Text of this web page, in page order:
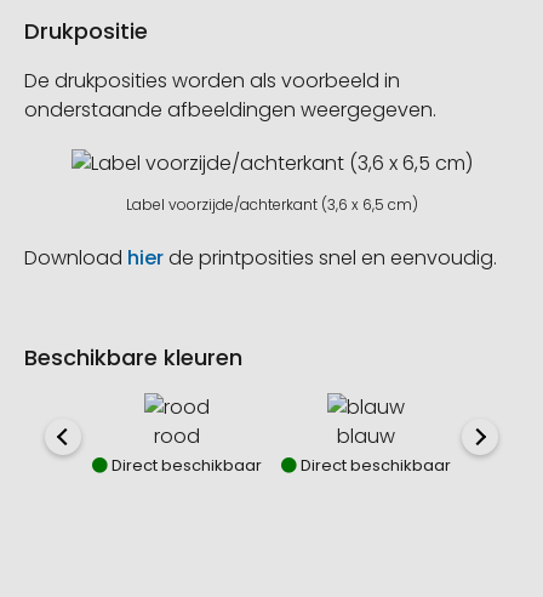
Drukpositie
De drukposities worden als voorbeeld in
onderstaande afbeeldingen weergegeven.
Label voorzijde/achterkant (3,6 x 6,5 cm)
Download hierde printposities snel en eenvoudig.
Beschikbare kleuren
rood
Direct beschikbaar
blauw
Direct beschikbaar